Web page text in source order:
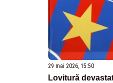
29 mai 2026, 15:50
Lovitură